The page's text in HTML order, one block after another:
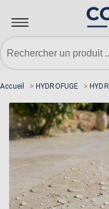
Accueil > HYDROFUGE >